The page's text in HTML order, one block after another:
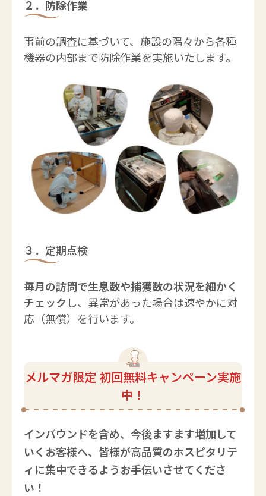
２．防除作業
事前の調査に基づいて、施設の隅々から各種
機器の内部まで防除作業を実施いたします。
３．定期点検
毎月の訪問で生息数や捕獲数の状況を細かく
チェック し、異常があった場合は速やかに対
応（無償）を行います。
メルマガ限定 初回無料キャンペーン実施
中 ！
インバウンドを含め、今後ますます増加して
いくお客様へ、​皆様が高品質のホスピタリテ
ィに集中できるようお手伝いさせてくださ
い！